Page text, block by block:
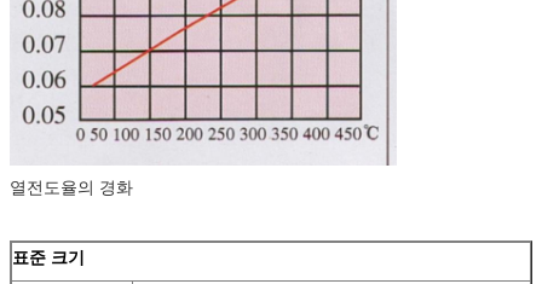
열전도율의 경화
표준 크기